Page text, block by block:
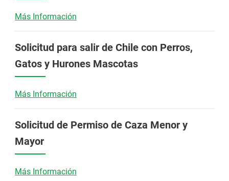
Más Información
Solicitud para salir de Chile con Perros,
Gatos y Hurones Mascotas
Más Información
Solicitud de Permiso de Caza Menor y
Mayor
Más Información